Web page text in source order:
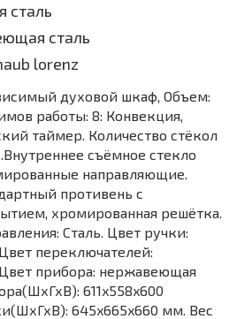
сталь
сталь
lorenz
духовой шкаф, Объем:
работы: 8: Конвекция,
таймер. Количество стёкол
съёмное стекло
направляющие.
противень с
хромированная решётка.
Сталь. Цвет ручки:
переключателей:
прибора: нержавеющая
611x558x600
645x665x660 мм. Вес